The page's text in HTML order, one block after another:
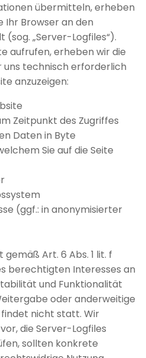
übermitteln, erheben
Ihr Browser an den
„Server-Logfiles“).
aufrufen, erheben wir die
uns technisch erforderlich
anzuzeigen:
Zeitpunkt des Zugriffes
Daten in Byte
Sie auf die Seite
(ggf.: in anonymisierter
Art. 6 Abs. 1 lit. f
berechtigten Interesses an
und Funktionalität
oder anderweitige
nicht statt. Wir
die Server-Logfiles
sollten konkrete